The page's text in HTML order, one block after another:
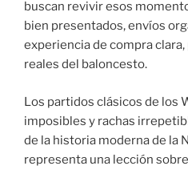
buscan revivir esos
bien presentados, envíos
experiencia de compra
reales del baloncesto.
Los partidos clásicos de los
imposibles y rachas
de la historia moderna de la
representa una lección